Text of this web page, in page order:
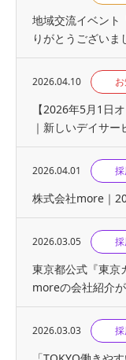
地域交流イベント
りがとうございま
2026.04.10
【2026年5月1日
｜新しいデイサー
2026.04.01
株式会社more｜
2026.03.05
東京都公式『東京
moreの会社紹介
2026.03.03